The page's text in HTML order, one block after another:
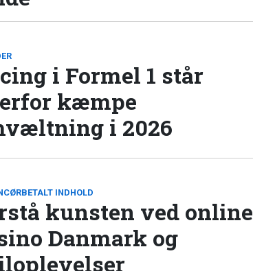
i Formel 1 står
kæmpe
i 2026
INDHOLD
kunsten ved online
Danmark og